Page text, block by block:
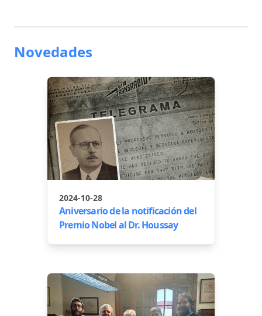
Novedades
2024-10-28
Aniversario de la notificación del
Premio Nobel al Dr. Houssay